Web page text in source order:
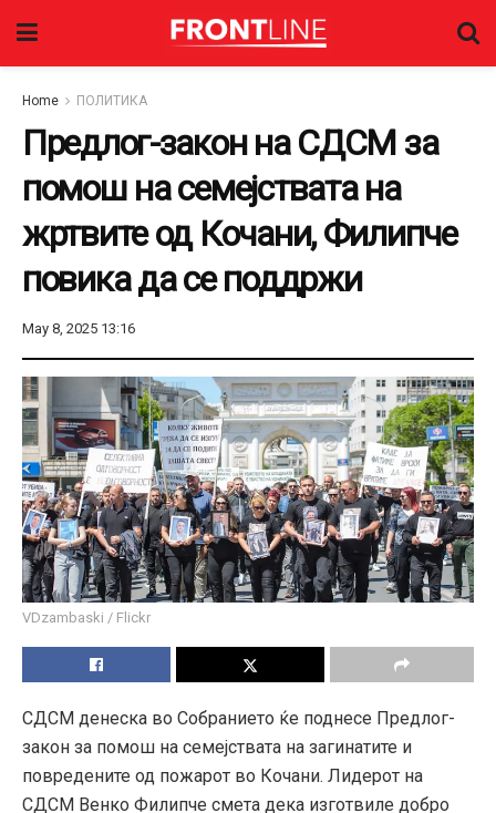
Home ПОЛИТИКА
Предлог-закон на СДСМ за
помош на семејствата на
жртвите од Кочани, Филипче
повика да се поддржи
May 8, 2025 13:16
VDzambaski / Flickr
СДСМ денеска во Собранието ќе поднесе Предлог-
закон за помош на семејствата на загинатите и
повредените од пожарот во Кочани. Лидерот на
СДСМ Венко Филипче смета дека изготвиле добро